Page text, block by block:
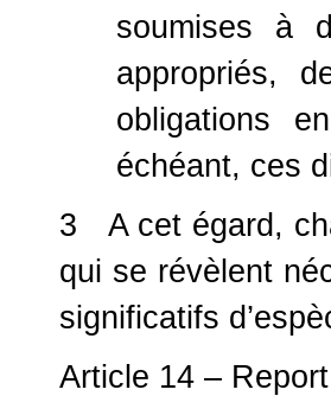
soumises à
appropriés,
obligations
échéant, ces
3 A cet égard,
qui se révèlent
significatifs
Article 14 –